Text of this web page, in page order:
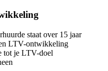
staat over 15 jaar
LTV-ontwikkeling
tot je LTV-doel